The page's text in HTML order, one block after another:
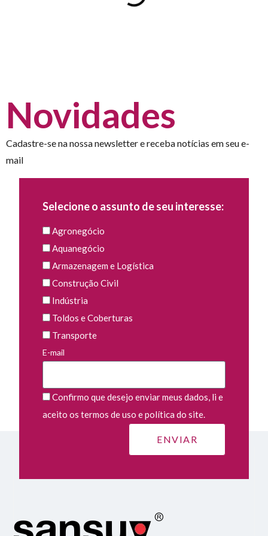
Novidades
Cadastre-se na nossa newsletter e receba notícias em seu e-
mail
Selecione o assunto de seu interesse:
Agronegócio
Aquanegócio
Armazenagem e Logística
Construção Civil
Indústria
Toldos e Coberturas
Transporte
E-mail
Confirmo que desejo enviar meus dados, li e
aceito os termos de uso e política do site.